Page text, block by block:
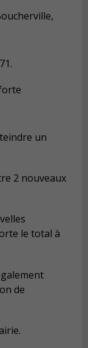
un
2 nouveaux
le total à
de